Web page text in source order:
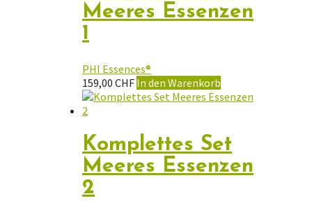
Meeres Essenzen
1
PHI Essences®
159,00 CHF In den Warenkorb
Komplettes Set
Meeres Essenzen
2